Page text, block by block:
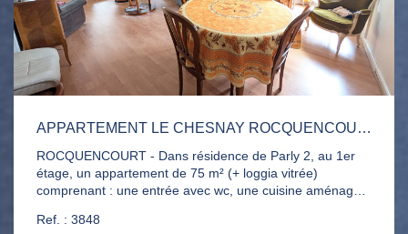
APPARTEMENT LE CHESNAY ROCQUENCOURT 3 PIÈCE(S)
ROCQUENCOURT - Dans résidence de Parly 2, au 1er
étage, un appartement de 75 m² (+ loggia vitrée)
comprenant : une entrée avec wc, une cuisine aménagée
accès à une loggia vitrée intégrée, une chambre, des
Ref. : 3848